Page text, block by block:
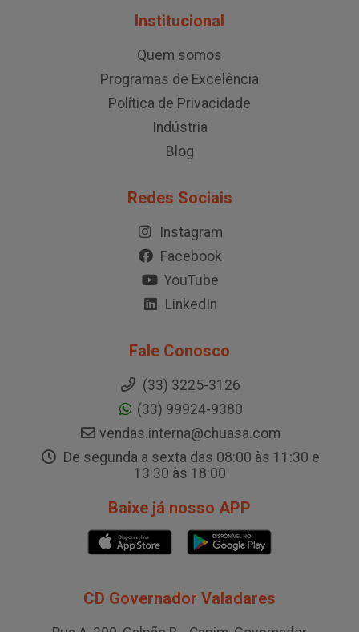
Institucional
Quem somos
Programas de Excelência
Política de Privacidade
Indústria
Blog
Redes Sociais
Instagram
Facebook
YouTube
LinkedIn
Fale Conosco
(33) 3225-3126
(33) 99924-9380
vendas.interna@chuasa.com
De segunda a sexta das 08:00 às 11:30 e
13:30 às 18:00
Baixe já nosso APP
CD Governador Valadares